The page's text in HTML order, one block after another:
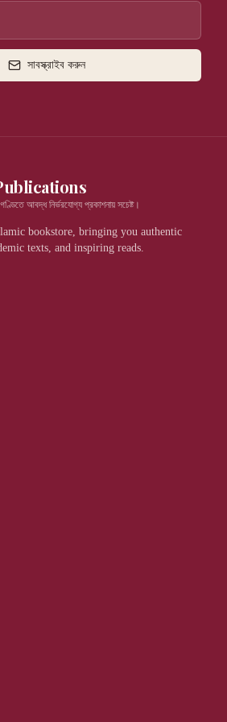
সাবস্ক্রাইব করুন
আবদ্ধ নির্ভরযোগ্য প্রকাশনায় সচেষ্ট।
bookstore, bringing you authentic
texts, and inspiring reads.